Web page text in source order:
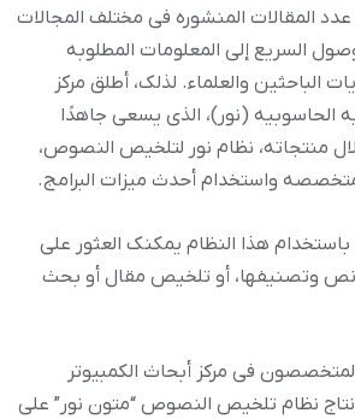
عدد المقالات المنشوره فی مختلف المجالات
السریع إلى المعلومات المطلوبه
الباحثین والعلماء. لذلک، أطلق مرکز
الحاسوبیه (نور)، الذی یسعى جاهدًا
منتجاته، نظام نور لتلخیص النصوص،
واستخدام أحدث میزات البرامج.
باستخدام هذا النظام یمکنک العثور على
نص وتصنیفها، أو تلخیص مقال أو بحث
المتخصصون فی مرکز أبحاث الکمبیوتر
نظام تلخیص النصوص “متون نور” على